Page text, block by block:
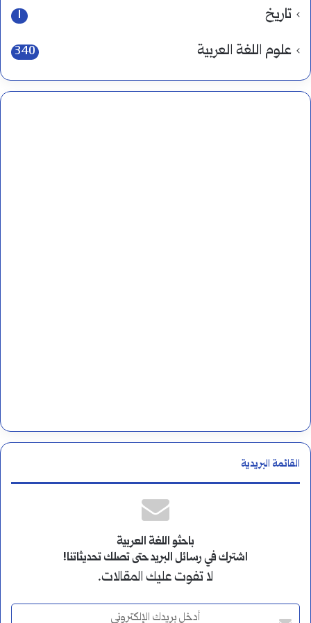
تاريخ 1
علوم اللغة العربية 340
القائمة البريدية
باحثو اللغة العربية
اشترك في رسائل البريد حتى تصلك تحديثاتنا!
لا تفوت عليك المقالات.